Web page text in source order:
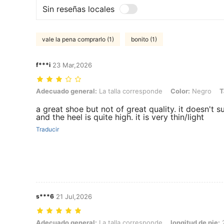
Sin reseñas locales
vale la pena comprarlo (1) bonito (1)
f***i 23 Mar,2026
Adecuado general: La talla corresponde, Color: Negro, Talla: EUR41
Adecuado general: La talla corresponde Color: Negro
a great shoe but not of great quality. it doesn't
and the heel is quite high. it is very thin/light
Traducir
s***6 21 Jul,2026
Adecuado general: La talla corresponde, longitud de pie: 26.5 cm /